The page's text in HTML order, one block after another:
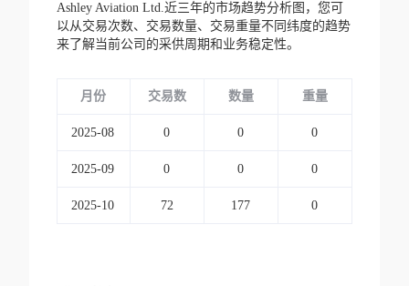
Ashley Aviation Ltd.近三年的市场趋势分析图，您可
以从交易次数、交易数量、交易重量不同纬度的趋势
来了解当前公司的采供周期和业务稳定性。
月份 交易数 数量 重量
2025-08 0 0 0
2025-09 0 0 0
2025-10 72 177 0